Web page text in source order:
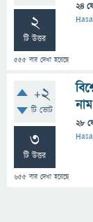
2
টি উত্তর
555 বার দেখা হয়েছে
24
+2
টি ভোট
3
টি উত্তর
655 বার দেখা হয়েছে
28